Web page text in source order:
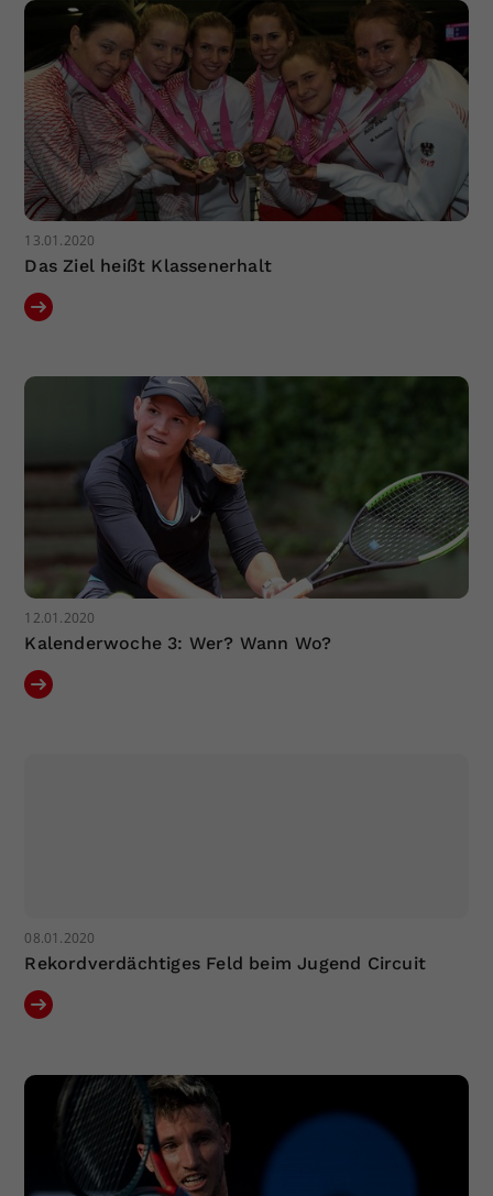
13.01.2020
Das Ziel heißt Klassenerhalt
12.01.2020
Kalenderwoche 3: Wer? Wann Wo?
08.01.2020
Rekordverdächtiges Feld beim Jugend Circuit